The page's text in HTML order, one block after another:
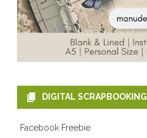
DIGITAL SCRAPBOOKING
Facebook Freebie